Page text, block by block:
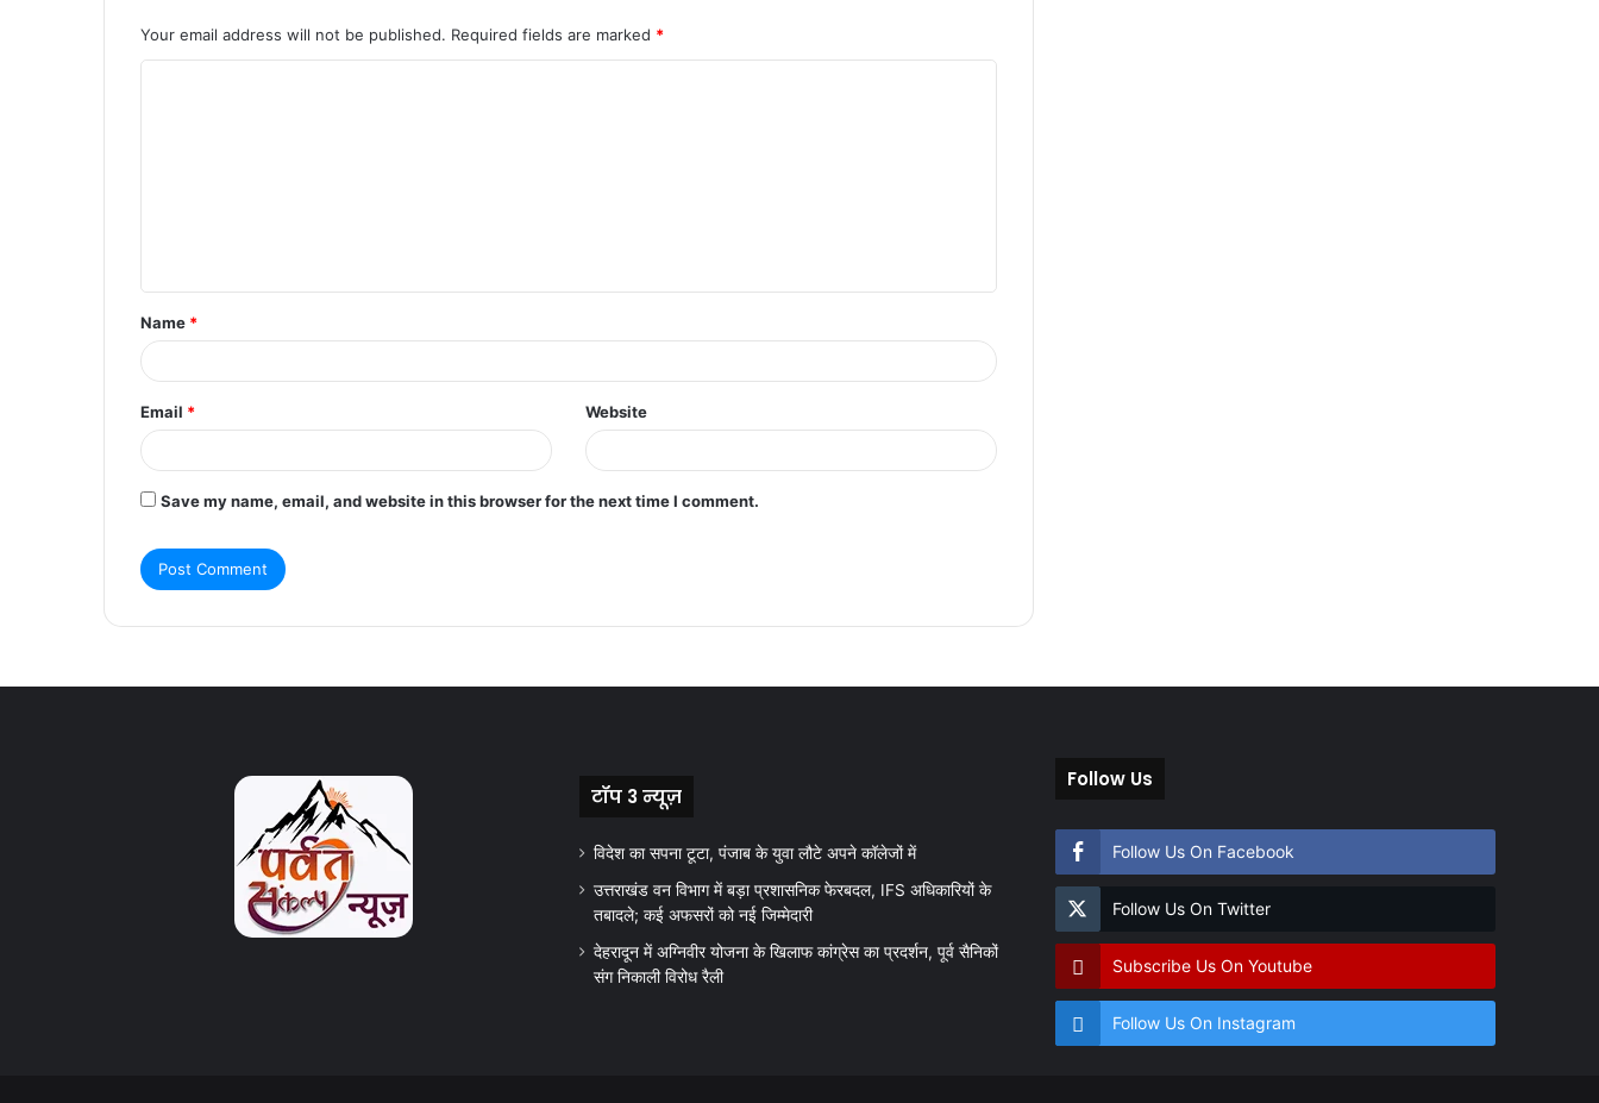
Your email address will not be published. Required fields are marked *
t
*
Name *
Email * Website
Save my name, email, and website in this browser for the next time I comment.
टॉप 3 न्यूज़
विदेश का सपना टूटा, पंजाब के युवा लौटे अपने कॉलेजों में
उत्तराखंड वन विभाग में बड़ा प्रशासनिक फेरबदल, IFS अधिकारियों के
तबादले; कई अफसरों को नई जिम्मेदारी
देहरादून में अग्निवीर योजना के खिलाफ कांग्रेस का प्रदर्शन, पूर्व सैनिकों
संग निकाली विरोध रैली
Follow Us
Follow Us On Facebook
Follow Us On Twitter
Subscribe Us On Youtube
Follow Us On Instagram